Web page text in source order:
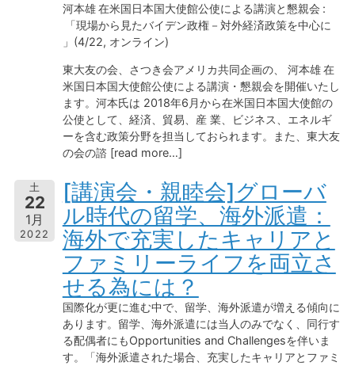
河本雄 在米国日本国大使館公使による講演と懇親会 :
「現場から見たバイデン政権－対外経済政策を中心に
」(4/22, オンライン)
東大友の会、さつき会アメリカ共同企画の、 河本雄 在
米国日本国大使館公使による講演・懇親会を開催いたし
ます。河本氏は 2018年6月から在米国日本国大使館の
公使として、経済、貿易、産 業、ビジネス、エネルギ
ーを含む政策分野を担当しておられます。また、東大友
の会の諮 [read more…]
土
22
1月
2022
[講演会・親睦会]グローバ
ル時代の留学、海外派遣：
海外で充実したキャリアと
ファミリーライフを両立さ
せる為には？
国際化が更に進む中で、留学、海外派遣が増える傾向に
あります。留学、海外派遣には当人のみでなく、同行す
る配偶者にもOpportunities and Challengesを伴いま
す。「海外派遣された場合、充実したキャリアとファミ